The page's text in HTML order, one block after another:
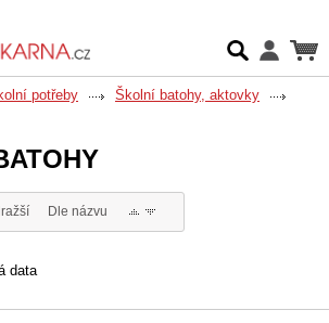
potřeby
Školní batohy, aktovky
Dle názvu
data